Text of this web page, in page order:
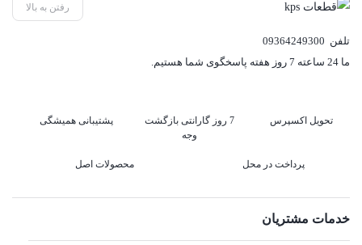
رفتن به بالا
تلفن 09364249300
ما 24 ساعته 7 روز هفته پاسخگوی شما هستیم.
تحویل اکسپرس
7 روز گارانتی بازگشت
وجه
پشتیبانی همیشگی
پرداخت در محل محصولات اصل
خدمات مشتریان